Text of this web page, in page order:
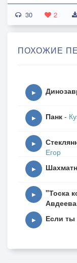
30 2
ПОХОЖИЕ
▶
▶ Панк -
▶
Егор
▶
▶
"Тоска
▶ Если